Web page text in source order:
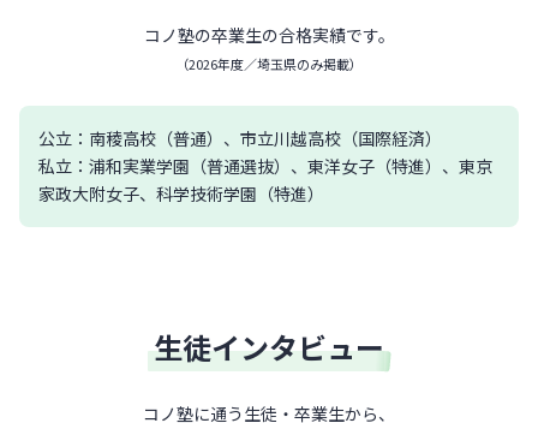
コノ塾の卒業生の合格実績です。
（2026年度／埼玉県のみ掲載）
公立：南稜高校（普通）、市立川越高校（国際経済）
私立：浦和実業学園（普通選抜）、東洋女子（特進）、東京
家政大附女子、科学技術学園（特進）
生徒インタビュー
コノ塾に通う生徒・卒業生から、